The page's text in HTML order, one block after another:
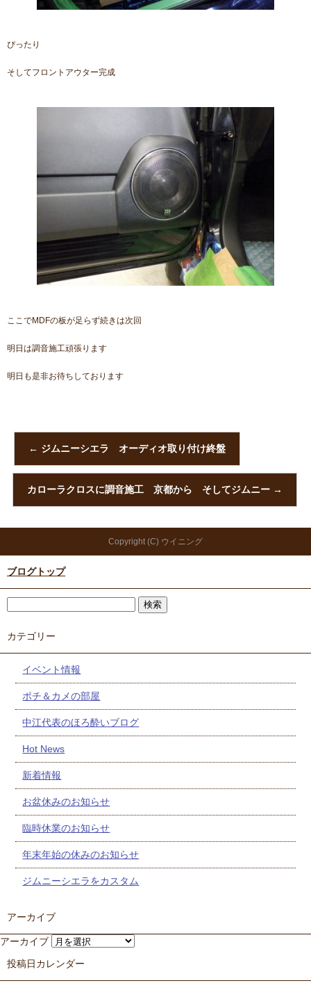
ぴったり
そしてフロントアウター完成
ここでMDFの板が足らず続きは次回
明日は調音施工頑張ります
明日も是非お待ちしております
← ジムニーシエラ オーディオ取り付け終盤
カローラクロスに調音施工 京都から そしてジムニー →
Copyright (C) ウイニング
ブログトップ
カテゴリー
イベント情報
ポチ＆カメの部屋
中江代表のほろ酔いブログ
Hot News
新着情報
お盆休みのお知らせ
臨時休業のお知らせ
年末年始の休みのお知らせ
ジムニーシエラをカスタム
アーカイブ
アーカイブ
投稿日カレンダー